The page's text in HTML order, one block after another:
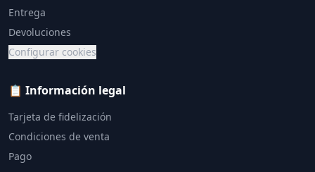
Entrega
Devoluciones
Configurar cookies
📋 Información legal
Tarjeta de fidelización
Condiciones de venta
Pago